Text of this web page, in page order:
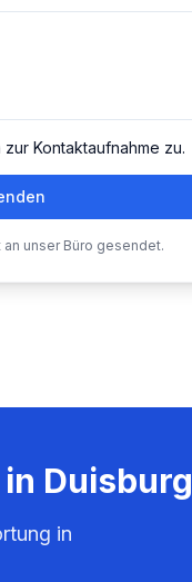
Kontaktaufnahme zu.
unser Büro gesendet.
Duisburg
in